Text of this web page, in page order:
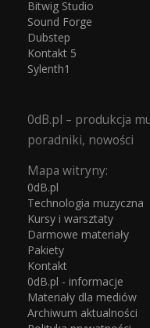
Bitwig Studio
Sound Forge
Dubstep
Kontakt 5
Sylenth1
0dB.pl – produkcja
poradniki, nowości
Mapa witryny:
0dB.pl
Technologia muzyczna
Kursy i warsztaty
Darmowe materiały
Pakiety
Kontakt
0dB.pl - informacje
Materiały dla mediów
Archiwum aktualności